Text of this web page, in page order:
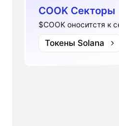
COOK Секторы
$COOK оноситстя к
Токены Solana